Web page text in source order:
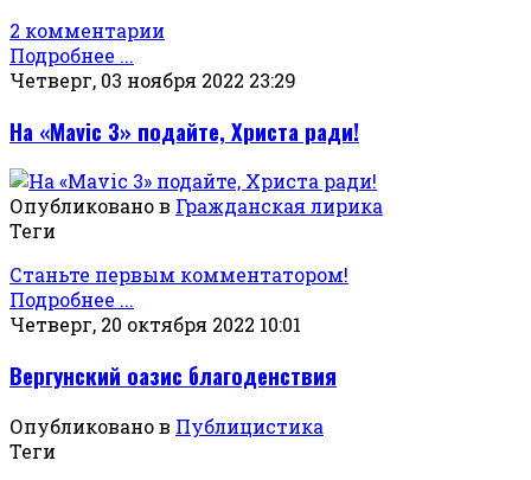
2 комментарии
Подробнее ...
Четверг, 03 ноября 2022 23:29
На «Mavic 3» подайте, Христа ради!
Опубликовано в Гражданская лирика
Теги
Станьте первым комментатором!
Подробнее ...
Четверг, 20 октября 2022 10:01
Вергунский оазис благоденствия
Опубликовано в Публицистика
Теги